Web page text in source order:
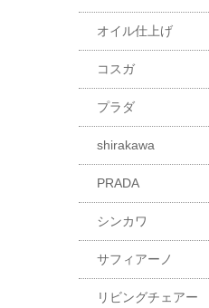
オイル仕上げ
コスガ
プラダ
shirakawa
PRADA
シンカワ
サフィアーノ
リビングチェアー